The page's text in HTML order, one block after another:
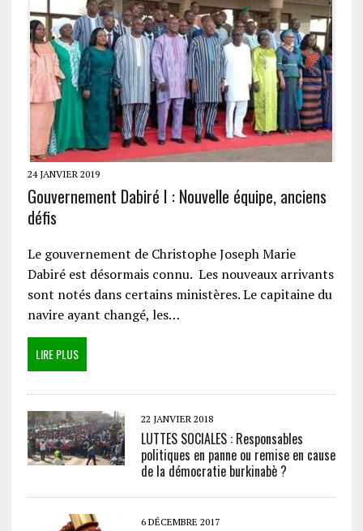
24 JANVIER 2019
Gouvernement Dabiré I : Nouvelle équipe, anciens
défis
Le gouvernement de Christophe Joseph Marie
Dabiré est désormais connu. Les nouveaux arrivants
sont notés dans certains ministères. Le capitaine du
navire ayant changé, les…
LIRE PLUS
22 JANVIER 2018
LUTTES SOCIALES : Responsables
politiques en panne ou remise en cause
de la démocratie burkinabè ?
6 DÉCEMBRE 2017